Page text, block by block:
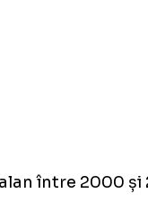
între 2000